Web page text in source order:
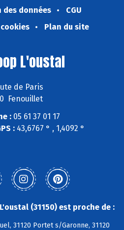
données
CGU
Plan du site
L'oustal
de Paris
Fenouillet
: 05 61 37 01 17
: 43,6767 ° , 1,4092 °
(31150) est proche de :
31120 Portet s/Garonne, 31120